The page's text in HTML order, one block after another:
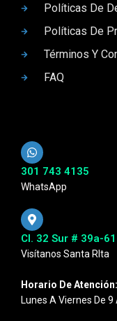
Políticas De
Políticas De
Términos Y
FAQ
301 743 4135
WhatsApp
Cl. 32 Sur # 39a-61
Visítanos Santa RIta
Horario De Atención:
Lunes A Viernes De 9